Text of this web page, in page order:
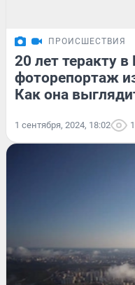
ПРОИСШЕСТВИЯ
20 лет теракту в
фоторепортаж
Как она
1 сентября, 2024, 18:02